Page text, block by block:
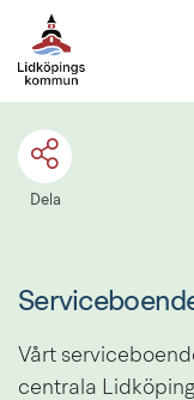
Dela
Vårt
centrala